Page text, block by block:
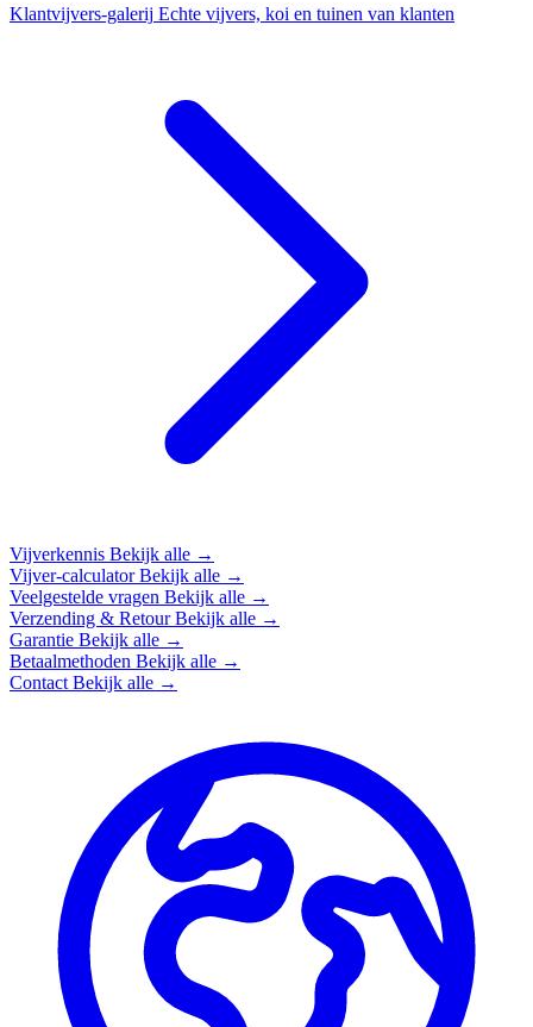
Klantvijvers-galerij Echte vijvers, koi en tuinen van klanten
Vijverkennis Bekijk alle →
Vijver-calculatorBekijk alle →
Veelgestelde vragen Bekijk alle →
Verzending & RetourBekijk alle →
Garantie Bekijk alle →
Betaalmethoden Bekijk alle →
Contact Bekijk alle →